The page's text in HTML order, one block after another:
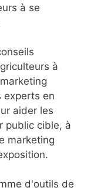
à se
à
experts en
aider les
public cible, à
marketing
d'outils de